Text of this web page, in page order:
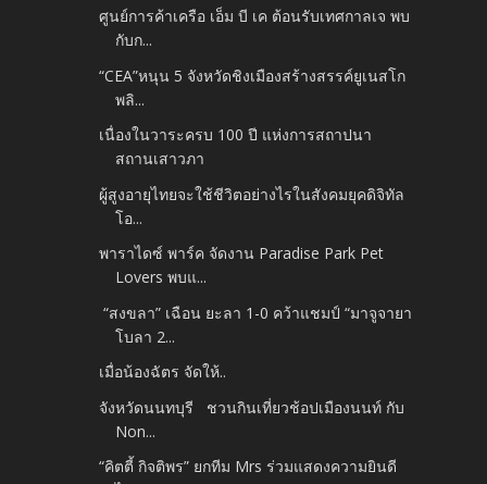
ศูนย์การค้าเครือ เอ็ม บี เค ต้อนรับเทศกาลเจ พบ
กับก...
“CEA”หนุน 5 จังหวัดชิงเมืองสร้างสรรค์ยูเนสโก
พลิ...
เนื่องในวาระครบ 100 ปี แห่งการสถาปนา
สถานเสาวภา
ผู้สูงอายุไทยจะใช้ชีวิตอย่างไรในสังคมยุคดิจิทัล
โอ...
พาราไดซ์ พาร์ค จัดงาน Paradise Park Pet
Lovers พบแ...
“สงขลา” เฉือน ยะลา 1-0 คว้าแชมป์ “มาจูจายา
โบลา 2...
เมื่อน้องฉัตร จัดให้..
จังหวัดนนทบุรี ชวนกินเที่ยวช้อปเมืองนนท์ กับ
Non...
“คิตตี้ กิจติพร” ยกทีม Mrs ร่วมแสดงความยินดี